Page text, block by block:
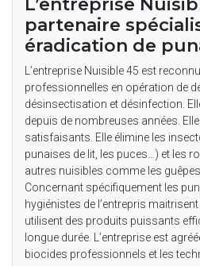
partenaire
éradication de
L’entreprise Nuisible 45 est
professionnelles en opération de
désinsectisation et désinfection.
depuis de nombreuses années.
satisfaisants. Elle élimine les
punaises de lit, les puces…) et les
autres nuisibles comme les
Concernant spécifiquement les
hygiénistes de l’entrepris
utilisent des produits puissants
longue durée. L’entreprise est
biocides professionnels et les